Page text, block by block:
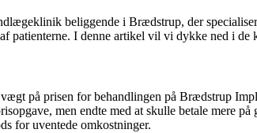
beliggende i Brædstrup, der
patienterne. I denne artikel vil vi dykke ned i
på prisen for behandlingen på Brædstrup
men endte med at skulle betale mere
for uventede omkostninger.